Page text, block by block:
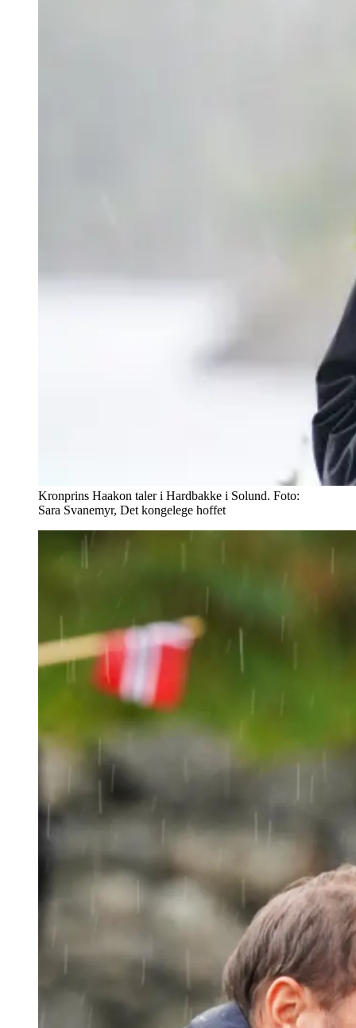
Kronprins Haakon taler i Hardbakke i Solund. Foto:
Sara Svanemyr, Det kongelege hoffet